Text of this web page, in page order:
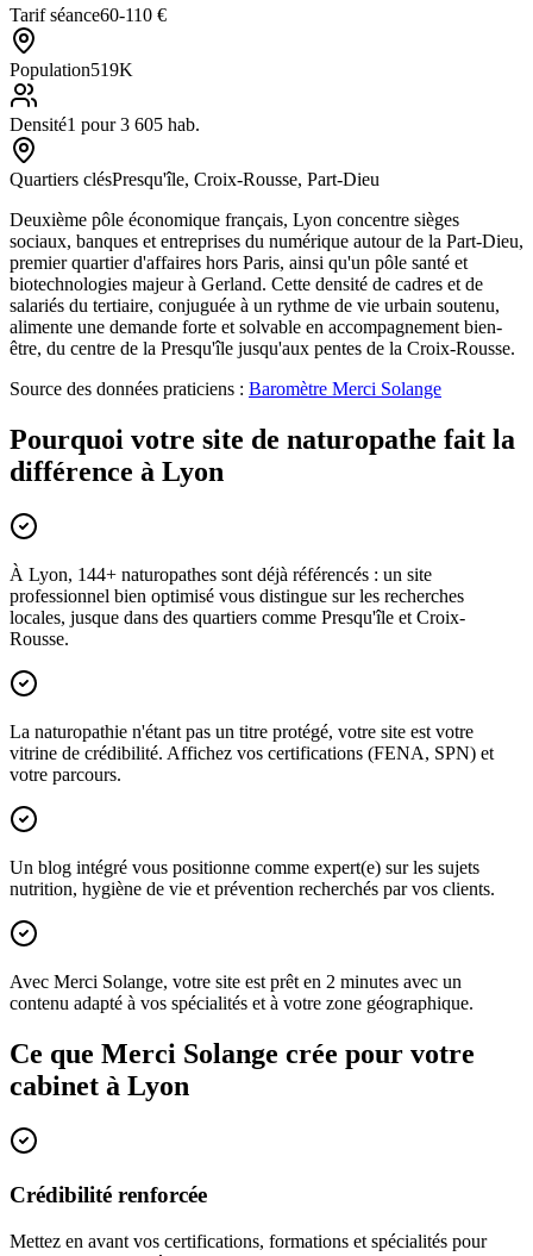
Tarif séance60-110 €
Population519K
Densité1 pour 3 605 hab.
Quartiers clésPresqu'île, Croix-Rousse, Part-Dieu
Deuxième pôle économique français, Lyon concentre sièges
sociaux, banques et entreprises du numérique autour de la Part-Dieu,
premier quartier d'affaires hors Paris, ainsi qu'un pôle santé et
biotechnologies majeur à Gerland. Cette densité de cadres et de
salariés du tertiaire, conjuguée à un rythme de vie urbain soutenu,
alimente une demande forte et solvable en accompagnement bien-
être, du centre de la Presqu'île jusqu'aux pentes de la Croix-Rousse.
Source des données praticiens : Baromètre Merci Solange
Pourquoi votre site de naturopathe fait la
différence à Lyon
À Lyon, 144+ naturopathes sont déjà référencés : un site
professionnel bien optimisé vous distingue sur les recherches
locales, jusque dans des quartiers comme Presqu'île et Croix-
Rousse.
La naturopathie n'étant pas un titre protégé, votre site est votre
vitrine de crédibilité. Affichez vos certifications (FENA, SPN) et
votre parcours.
Un blog intégré vous positionne comme expert(e) sur les sujets
nutrition, hygiène de vie et prévention recherchés par vos clients.
Avec Merci Solange, votre site est prêt en 2 minutes avec un
contenu adapté à vos spécialités et à votre zone géographique.
Ce que Merci Solange crée pour votre
cabinet à Lyon
Crédibilité renforcée
Mettez en avant vos certifications, formations et spécialités pour